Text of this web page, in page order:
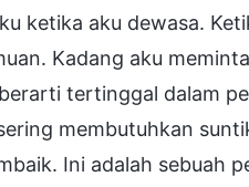
ketika aku dewasa.
Kadang aku
tertinggal dalam
membutuhkan
Ini adalah sebuah